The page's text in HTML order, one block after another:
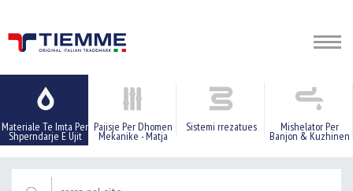
Materiale Te Imta Per
Shperndarje E Ujit
Pajisje Per Dhomen
Mekanike - Matja
Sistemi rrezatues Mishelator Per
Banjon & Kuzhinen